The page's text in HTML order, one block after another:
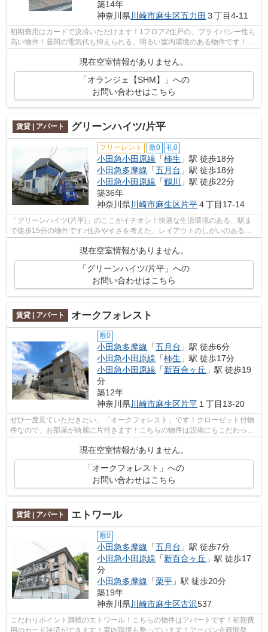
築14年
神奈川県川崎市麻生区五力田 ３丁目4-11
初期費用はカードで決済いただけます！1フロア2住戸の、プライバシー性も
高い物件！昼間の電気代も抑えられる、明るい室内環境のある物件です！駅
現在空室情報がありません。
「オランジェ【SHM】」への
お問い合わせはこちら
賃貸 | アパート グリーンハイツ/片平
フリーレント 敷0 礼0
小田急小田原線 「柿生 」駅 徒歩18分
小田急多摩線 「五月台 」駅 徒歩18分
小田急小田原線 「鶴川
」駅 徒歩22分
築36年
神奈川県 川崎市麻生区片平４丁目17-14
「グリーンハイツ(片平)」のここがイチオシ！快適な生活環境のある、駅ま
で徒歩15分の物件です♪住みやすさを考えた、レイアウトのしがいのあるお
部屋♪賃貸物件をお探しの方は、ぜひ当...
現在空室情報がありません。
「グリーンハイツ/片平」への
お問い合わせはこちら
賃貸 | アパート オークフォレスト
敷0
小田急多摩線 「五月台 」駅 徒歩6分
小田急小田原線 「柿生 」駅 徒歩17分
小田急小田原線 「新百合ヶ丘 」駅 徒歩19
分
築12年
神奈川県川崎市麻生区片平１丁目13-20
ぜひ一度見ていただきたい、「オークフォレスト」です！クローゼット付物
件なので、お部屋が綺麗に片付きます！こちらの物件は設備にもこだわった
現在空室情報がありません。
「オークフォレスト」への
お問い合わせはこちら
賃貸 | アパート エトワール
敷0
小田急多摩線 「五月台 」駅 徒歩7分
小田急小田原線 「新百合ヶ丘 」駅 徒歩17
分
小田急多摩線 「栗平 」駅 徒歩20分
築19年
神奈川県 川崎市麻生区古沢537
こだわりポイント満載のエトワール！こちらの物件はアパートです！初期費
用のカード決済ができます！室内環境も整っています！アーバン企画開発で